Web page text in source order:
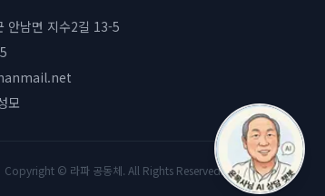
안남면 지수2길 13-5
모
Copyright © 라파 공동체. All Rights Reserved.